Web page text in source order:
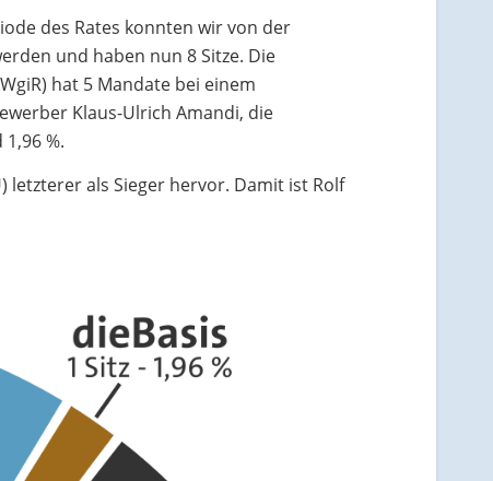
des Rates konnten wir von der
und haben nun 8 Sitze. Die
hat 5 Mandate bei einem
Klaus-Ulrich Amandi, die
%.
letzterer als Sieger hervor. Damit ist Rolf